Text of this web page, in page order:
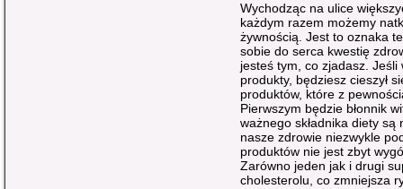
Wychodząc na ulice
każdym razem możemy
żywnością. Jest to oznaka
sobie do serca kwestię
jesteś tym, co zjadasz. Jeśli
produkty, będziesz cieszył
produktów, które z
Pierwszym będzie błonnik
ważnego składnika diety są
nasze zdrowie niezwykle
produktów nie jest zbyt
Zarówno jeden jak i drugi
cholesterolu, co zmniejsza